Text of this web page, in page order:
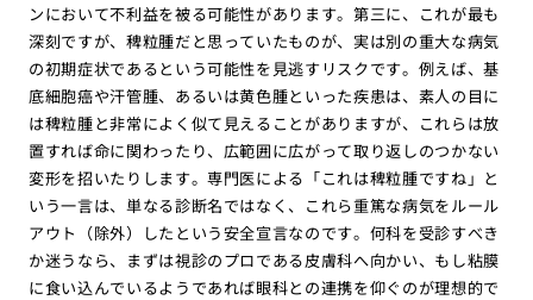
ンにおいて不利益を被る可能性があります。第三に、これが最も
深刻ですが、稗粒腫だと思っていたものが、実は別の重大な病気
の初期症状であるという可能性を見逃すリスクです。例えば、基
底細胞癌や汗管腫、あるいは黄色腫といった疾患は、素人の目に
は稗粒腫と非常によく似て見えることがありますが、これらは放
置すれば命に関わったり、広範囲に広がって取り返しのつかない
変形を招いたりします。専門医による「これは稗粒腫ですね」と
いう一言は、単なる診断名ではなく、これら重篤な病気をルール
アウト（除外）したという安全宣言なのです。何科を受診すべき
か迷うなら、まずは視診のプロである皮膚科へ向かい、もし粘膜
に食い込んでいるようであれば眼科との連携を仰ぐのが理想的で